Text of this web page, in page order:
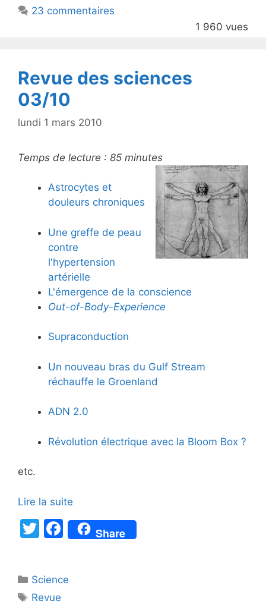
o
23 commentaires
1 960 vues
Revue des sciences
03/10
lundi 1 mars 2010
Temps de lecture : 85 minutes
Astrocytes et
douleurs chroniques
Une greffe de peau
contre
l'hypertension
artérielle
L'émergence de la conscience
Out-of-Body-Experience
Supraconduction
Un nouveau bras du Gulf Stream
réchauffe le Groenland
ADN 2.0
Révolution électrique avec la Bloom Box ?
etc.
Lire la suite
T
er
F
a
e
Share
Catégories
Science
Étiquettes
Revue